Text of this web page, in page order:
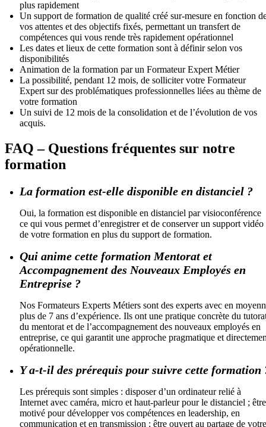
plus rapidement
Un support de formation de qualité créé sur-mesure en fonction
vos attentes et des objectifs fixés, permettant un transfert de
compétences qui vous rende très rapidement opérationnel
Les dates et lieux de cette formation sont à définir selon vos
disponibilités
Animation de la formation par un Formateur Expert Métier
La possibilité, pendant 12 mois, de solliciter votre Formateur
Expert sur des problématiques professionnelles liées au thème de
votre formation
Un suivi de 12 mois de la consolidation et de l’évolution de vos
acquis.
FAQ – Questions fréquentes sur notre
formation
La formation est-elle disponible en distanciel ?
Oui, la formation est disponible en distanciel par visioconférence
ce qui vous permet d’enregistrer et de conserver un support vidéo
de votre formation en plus du support de formation.
Qui anime cette formation Mentorat et
Accompagnement des Nouveaux Employés en
Entreprise ?
Nos Formateurs Experts Métiers sont des experts avec en
plus de 7 ans d’expérience. Ils ont une pratique concrète du
du mentorat et de l’accompagnement des nouveaux employés en
entreprise, ce qui garantit une approche pragmatique et
opérationnelle.
Y a-t-il des prérequis pour suivre cette formation
Les prérequis sont simples : disposer d’un ordinateur relié à
Internet avec caméra, micro et haut-parleur pour le distanciel ; être
motivé pour développer vos compétences en leadership, en
communication et en transmission ; être ouvert au partage de votre